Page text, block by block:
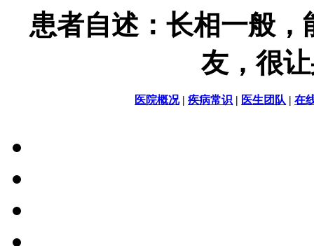
患者自述：长相一般
友，很
医院概况| 疾病常识 | 医生团队 | 在